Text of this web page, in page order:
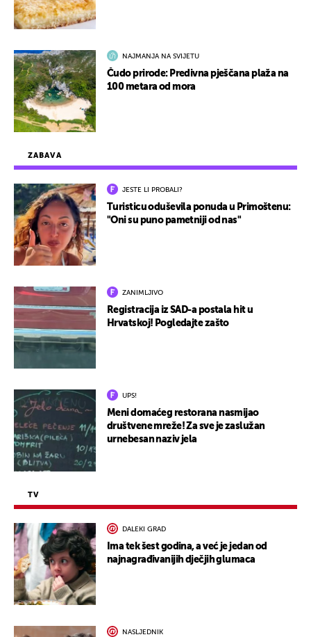
ZABAVA
JESTE LI PROBALI?
Turisticu oduševila ponuda u Primoštenu:
"Oni su puno pametniji od nas"
ZANIMLJIVO
Registracija iz SAD-a postala hit u
Hrvatskoj! Pogledajte zašto
UPS!
Meni domaćeg restorana nasmijao
društvene mreže! Za sve je zaslužan
urnebesan naziv jela
TV
DALEKI GRAD
Ima tek šest godina, a već je jedan od
najnagrađivanijih dječjih glumaca
NASLJEDNIK
NAJMANJA NA SVIJETU
Čudo prirode: Predivna pješčana plaža na
100 metara od mora